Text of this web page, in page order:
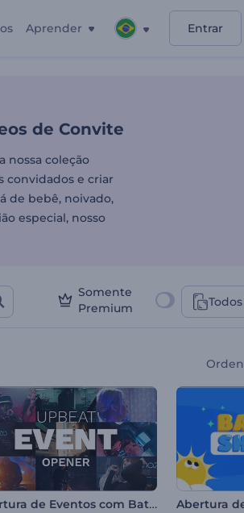
Aprender Entrar
de Vídeos
de Convite
nossa coleção
convidados e criar
de bebê, noivado,
especial, nosso
Somente
Premium
Abertura de Eventos com Batida Abertura